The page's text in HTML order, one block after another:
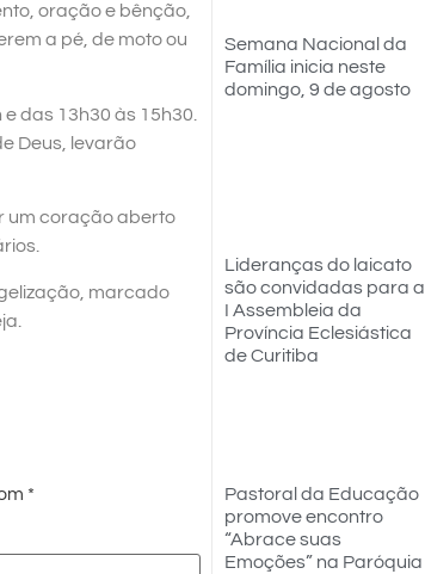
oração e bênção,
a pé, de moto ou
das 13h30 às 15h30.
Deus, levarão
um coração aberto
marcado
*
Semana Nacional da
Família inicia neste
domingo, 9 de agosto
Lideranças do laicato
são convidadas para a
I Assembleia da
Província Eclesiástica
de Curitiba
Pastoral da Educação
promove encontro
“Abrace suas
Emoções” na Paróquia